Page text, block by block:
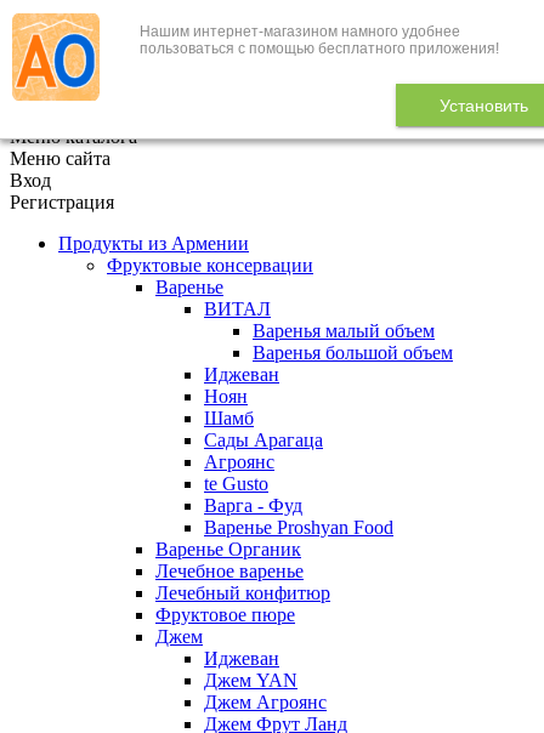
Нашим интернет-магазином намного удобнее
пользоваться с помощью бесплатного приложения!
Установить
+7 (495) 646-888-1
В корзине 0
Меню каталога
Меню сайта
Вход
Регистрация
Продукты из Армении
Фруктовые консервации
Варенье
ВИТАЛ
Варенья малый объем
Варенья большой объем
Иджеван
Ноян
Шамб
Сады Арагаца
Агроянс
te Gusto
Варга - Фуд
Варенье Proshyan Food
Варенье Органик
Лечебное варенье
Лечебный конфитюр
Фруктовое пюре
Джем
Иджеван
Джем YAN
Джем Агроянс
Джем Фрут Ланд